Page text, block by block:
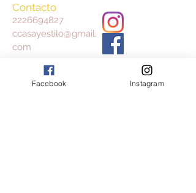
Contacto
2226694827
ccasayestilo@gmail.
com
Facebook Instagram